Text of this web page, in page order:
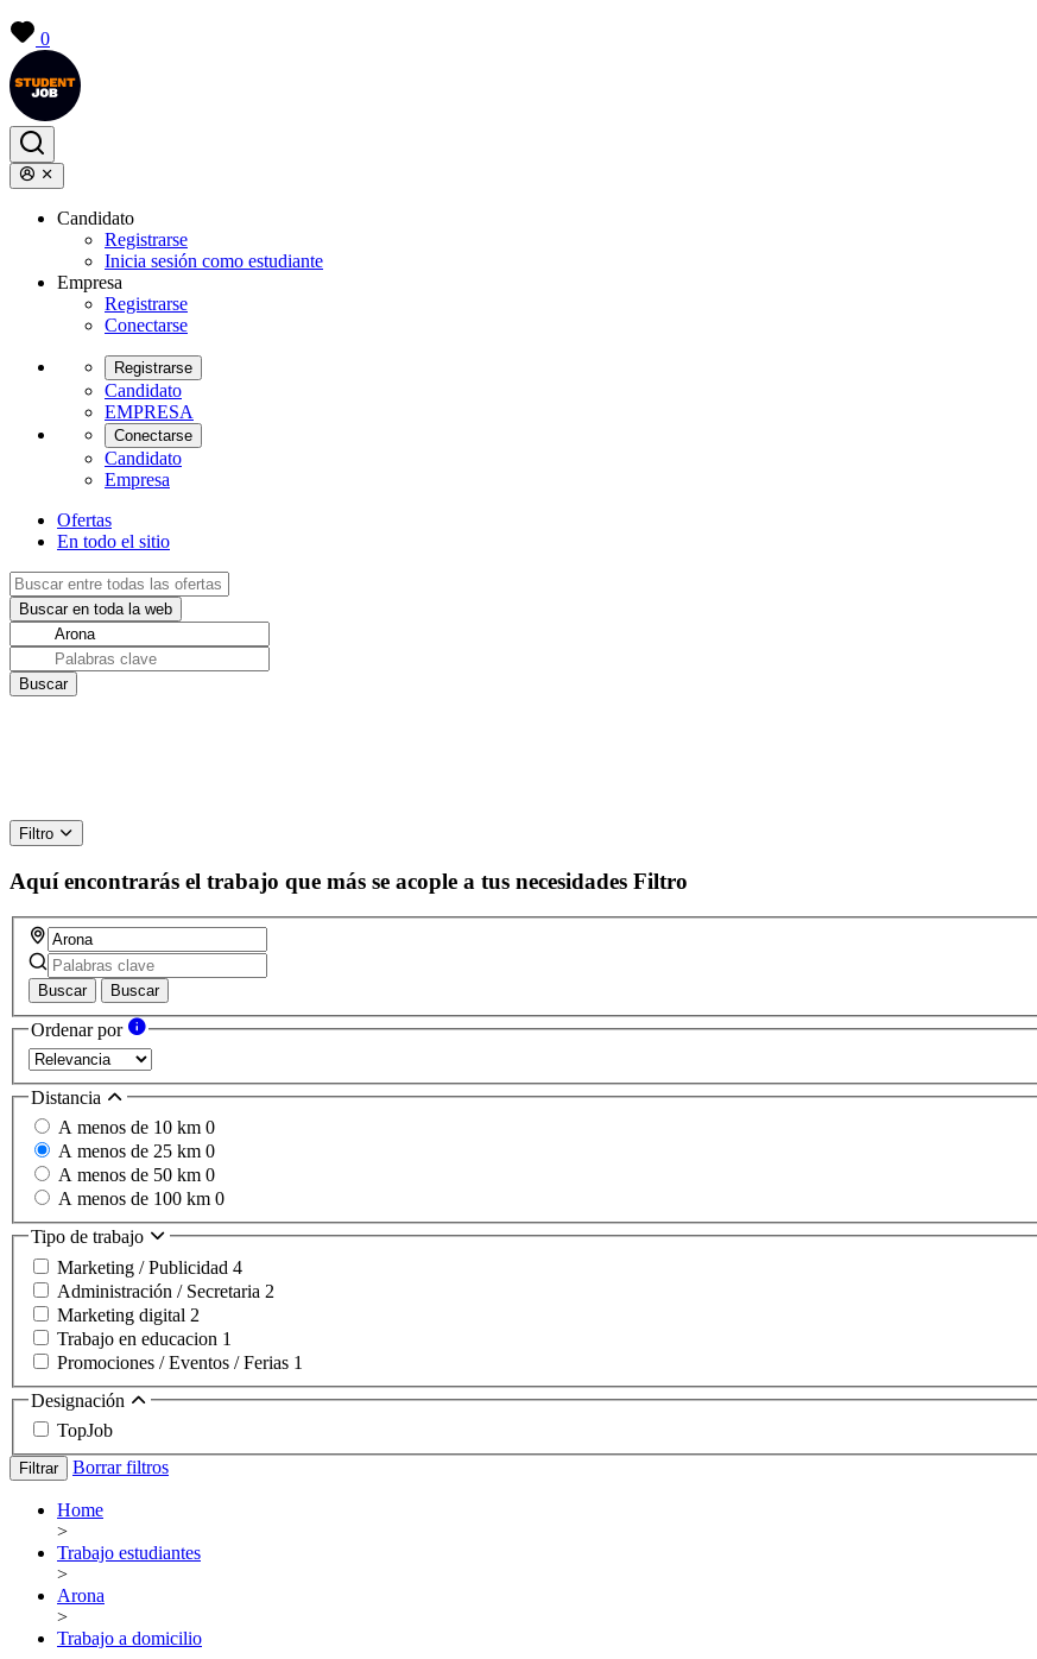
0
Candidato
Registrarse
Inicia sesión como estudiante
Empresa
Registrarse
Conectarse
Registrarse
Candidato
EMPRESA
Conectarse
Candidato
Empresa
Ofertas
En todo el sitio
Filtro
Aquí encontrarás el trabajo que más se acople a tus necesidades Filtro
Buscar Buscar
Ordenar por
Distancia
A menos de 10 km 0
A menos de 25 km 0
A menos de 50 km 0
A menos de 100 km 0
Tipo de trabajo
Marketing / Publicidad 4
Administración / Secretaria 2
Marketing digital 2
Trabajo en educacion 1
Promociones / Eventos / Ferias 1
Designación
TopJob
Filtrar Borrar filtros
Home
>
Trabajo estudiantes
>
Arona
>
Trabajo a domicilio